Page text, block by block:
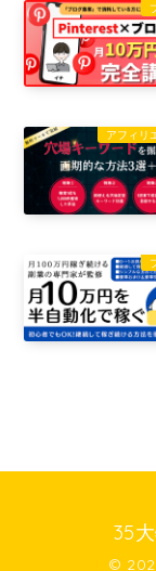
アフィリ
35
©